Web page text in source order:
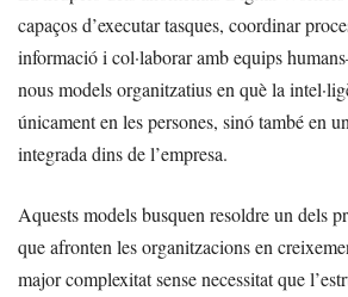
capaços d’executar tasques, coordinar
informació i col·laborar amb equips
nous models organitzatius en què la
únicament en les persones, sinó també en
integrada dins de l’empresa.
Aquests models busquen resoldre un dels
que afronten les organitzacions en
major complexitat sense necessitat que